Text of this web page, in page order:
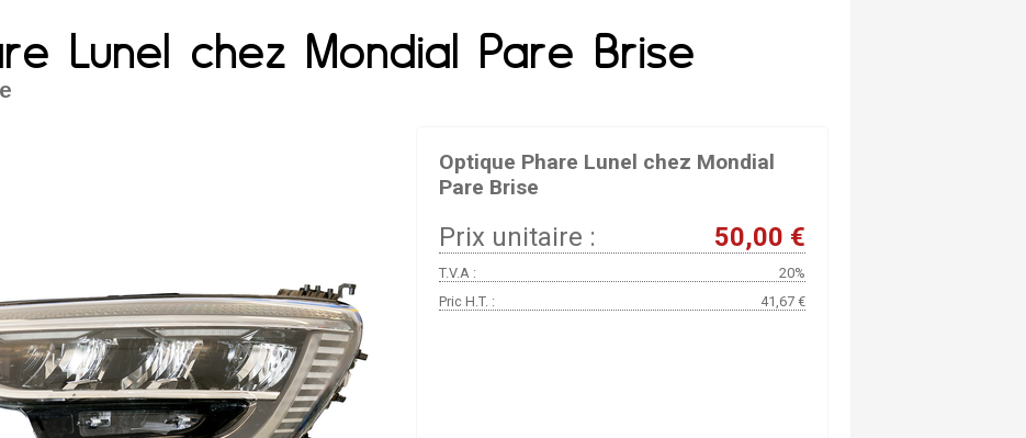
Lunel chez Mondial Pare Brise
Optique Phare Lunel chez Mondial
Pare Brise
Prix unitaire : 50,00 €
T.V.A :
20%
Pric H.T. :
41,67 €